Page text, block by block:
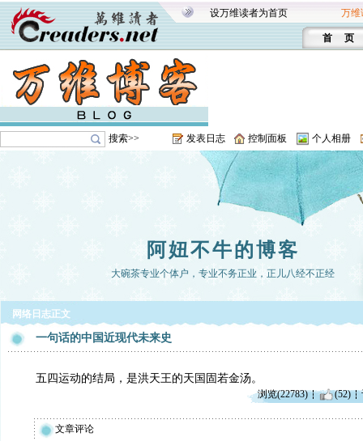
设万维读者为首页 万维
首 页
搜索>> 发表日志 控制面板 个人相册
阿妞不牛的博客
大碗茶专业个体户，专业不务正业，正儿八经不正经
网络日志正文
一句话的中国近现代未来史
五四运动的结局，是洪天王的天国固若金汤。
浏览(22783) (52)
文章评论